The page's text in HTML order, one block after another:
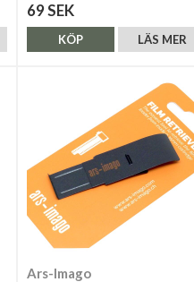
69 SEK
LÄS MER
KÖP
Ars-Imago